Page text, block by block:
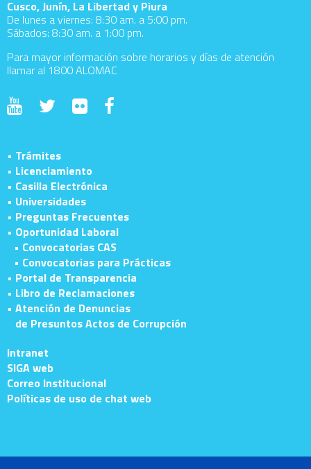
Cusco, Junín, La Libertad y Piura
De lunes a viernes: 8:30 am. a 5:00 pm.
Sábados: 8:30 am. a 1:00 pm.
Para mayor información sobre horarios y días de atención
llamar al 1800 ALOMAC
• Trámites
• Licenciamiento
• Casilla Electrónica
• Universidades
• Preguntas Frecuentes
• Oportunidad Laboral
• Convocatorias CAS
• Convocatorias para Prácticas
• Portal de Transparencia
• Libro de Reclamaciones
• Atención de Denuncias
de Presuntos Actos de Corrupción
Intranet
SIGA web
Correo Institucional
Políticas de uso de chat web